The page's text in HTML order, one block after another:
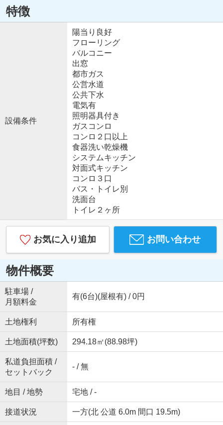
特徴
設備条件
陽当り良好
フローリング
バルコニー
出窓
都市ガス
公営水道
公共下水
電気有
照明器具付き
ガスコンロ
コンロ２口以上
食器洗い乾燥機
システムキッチン
対面式キッチン
コンロ３口
バス・トイレ別
洗面台
トイレ２ヶ所
お気に入り追加 お問い合わせ
物件概要
駐車場 /
月額料金
有(6台)(屋根有) / 0円
土地権利 所有権
土地面積(坪数) 294.18㎡(88.98坪)
私道負担面積 /
セットバック
- / 無
地目 / 地勢 宅地 / -
接道状況 一方(北 公道 6.0m 間口 19.5m)